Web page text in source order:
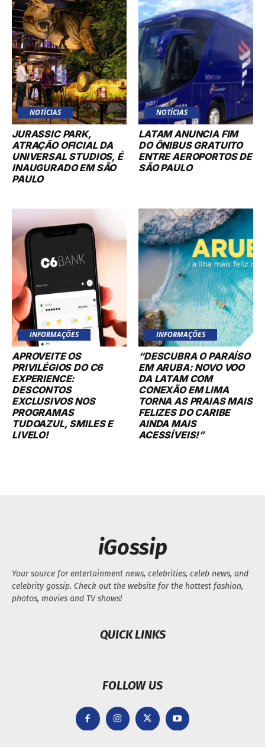
NOTÍCIAS
JURASSIC PARK,
ATRAÇÃO OFICIAL DA
UNIVERSAL STUDIOS, É
INAUGURADO EM SÃO
PAULO
NOTÍCIAS
LATAM ANUNCIA FIM
DO ÔNIBUS GRATUITO
ENTRE AEROPORTOS DE
SÃO PAULO
INFORMAÇÕES
APROVEITE OS
PRIVILÉGIOS DO C6
EXPERIENCE:
DESCONTOS
EXCLUSIVOS NOS
PROGRAMAS
TUDOAZUL, SMILES E
LIVELO!
INFORMAÇÕES
“DESCUBRA O PARAÍSO
EM ARUBA: NOVO VOO
DA LATAM COM
CONEXÃO EM LIMA
TORNA AS PRAIAS MAIS
FELIZES DO CARIBE
AINDA MAIS
ACESSÍVEIS!”
iGossip
Your source for entertainment news, celebrities, celeb news, and
celebrity gossip. Check out the website for the hottest fashion,
photos, movies and TV shows!
QUICK LINKS
FOLLOW US